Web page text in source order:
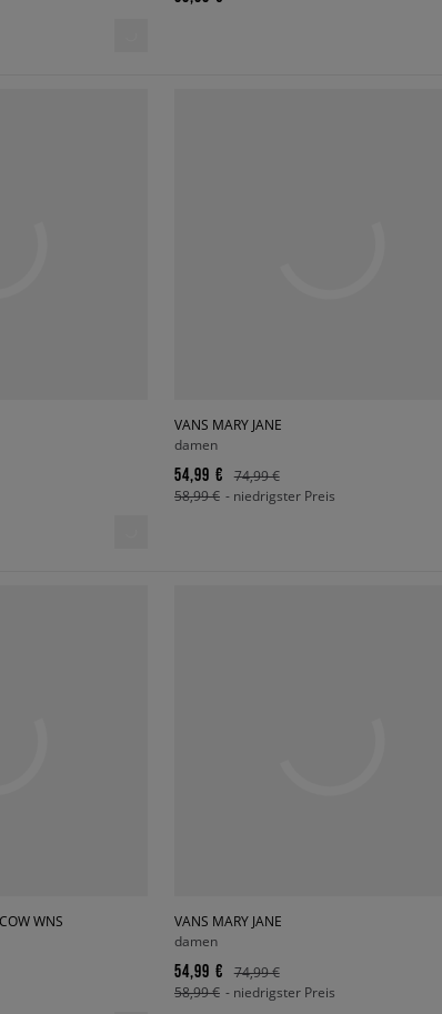
VANS MARY JANE
damen
54,99 €
74,99 €
58,99 € - niedrigster Preis
WNS
VANS MARY JANE
damen
54,99 €
74,99 €
58,99 € - niedrigster Preis